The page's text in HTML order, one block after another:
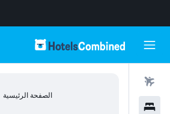
الصفحة الرئيسية